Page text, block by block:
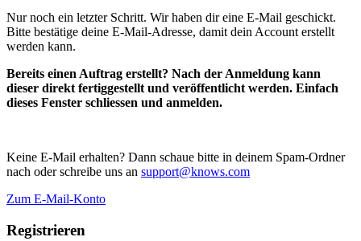
Nur noch ein letzter Schritt. Wir haben dir eine E-Mail geschickt.
Bitte bestätige deine E-Mail-Adresse, damit dein Account erstellt
werden kann.
Bereits einen Auftrag erstellt? Nach der Anmeldung kann
dieser direkt fertiggestellt und veröffentlicht werden. Einfach
dieses Fenster schliessen und anmelden.
Keine E-Mail erhalten? Dann schaue bitte in deinem Spam-Ordner
nach oder schreibe uns an support@knows.com
Zum E-Mail-Konto
Registrieren